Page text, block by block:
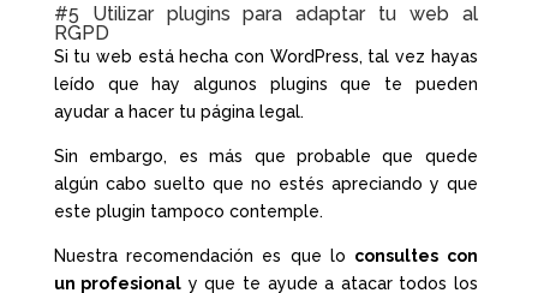
#5 Utilizar plugins para adaptar tu web al
RGPD
Si tu web está hecha con WordPress, tal vez hayas
leído que hay algunos plugins que te pueden
ayudar a hacer tu página legal.
Sin embargo, es más que probable que quede
algún cabo suelto que no estés apreciando y que
este plugin tampoco contemple.
Nuestra recomendación es que lo consultes con
un profesional y que te ayude a atacar todos los